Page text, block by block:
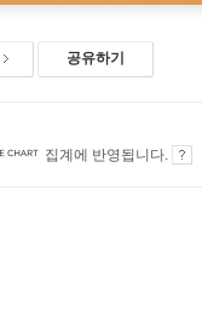
공유하기
집계에 반영됩니다.